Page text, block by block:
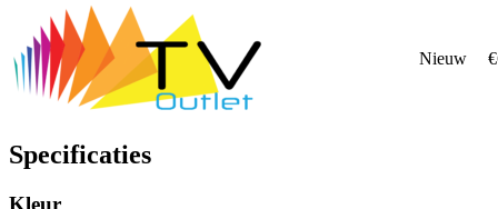
Nieuw
Specificaties
Kleur